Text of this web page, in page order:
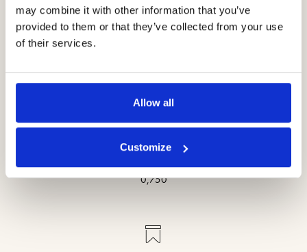
may combine it with other information that you’ve
provided to them or that they’ve collected from your use
of their services.
Allow all
Customize
Grado alcolico
0,750